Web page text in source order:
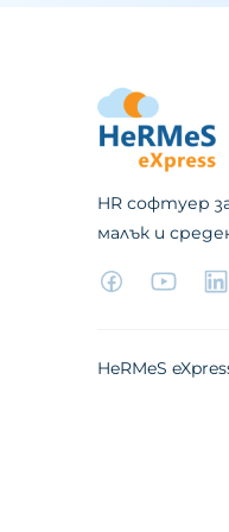
HR софтуер
малък и
HeRMeS